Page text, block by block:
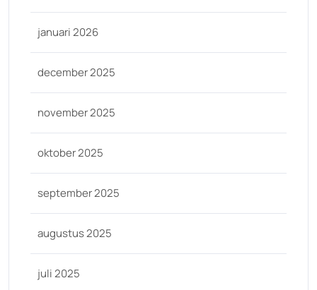
januari 2026
december 2025
november 2025
oktober 2025
september 2025
augustus 2025
juli 2025